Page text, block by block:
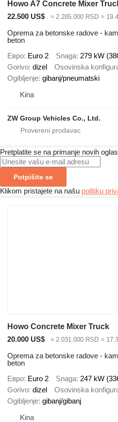
Howo A7 Concrete Mixer
22.500 US$
≈ 2.285.000 RSD ≈
Oprema za betonske radove -
beton
Евро Euro 2 Snaga 279 kW
Gorivo dizel Osovinska
Ogibljenje gibanj/pneumatski
Kina
ZW Group Vehicles Co., Ltd.
Pretplatite se na primanje novih
Potpišite se
Klikom pristajete na našu politiku
Howo Concrete Mixer Truck
20.000 US$
≈ 2.031.000 RSD ≈
Oprema za betonske radove -
beton
Евро Euro 2 Snaga 247 kW
Gorivo dizel Osovinska
Ogibljenje gibanj/gibanj
Kina